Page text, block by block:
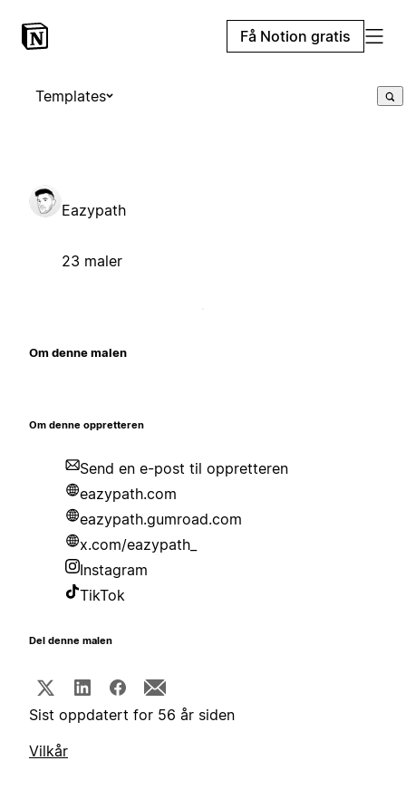
Få Notion gratis
Templates
Eazypath
23 maler
Om denne malen
Om denne oppretteren
Send en e-post til oppretteren
eazypath.com
eazypath.gumroad.com
x.com/eazypath_
Instagram
TikTok
Del denne malen
Sist oppdatert for 56 år siden
Vilkår